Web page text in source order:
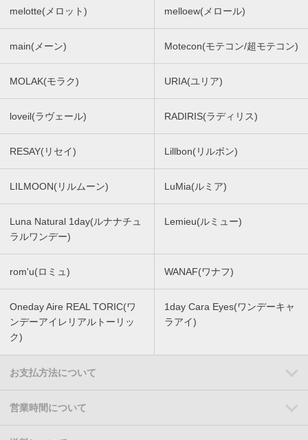
melotte(メロット) melloew(メロール)
main(メーン) Motecon(モテコン/超モテコン)
MOLAK(モラク) URIA(ユリア)
loveil(ラヴェール) RADIRIS(ラディリス)
RESAY(リセイ) Lillbon(リルボン)
LILMOON(リルムーン) LuMia(ルミア)
Luna Natural 1day(ルナナチュ
ラルワンデー)
Lemieu(ルミュー)
rom'u(ロミュ) WANAF(ワナフ)
Oneday Aire REAL TORIC(ワ
ンデーアイレリアルトーリッ
ク)
1day Cara Eyes(ワンデーキャ
ラアイ)
お支払方法について
営業時間について